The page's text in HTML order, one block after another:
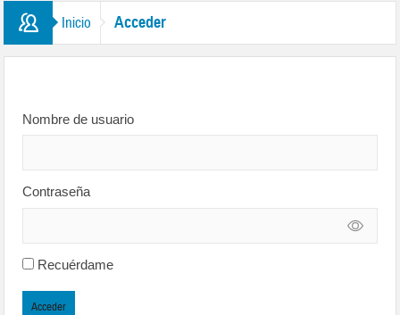
Inicio Acceder
Nombre de usuario
Contraseña
Recuérdame
Acceder